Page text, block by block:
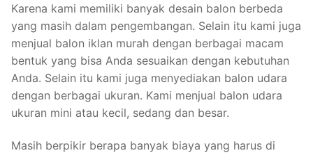
Karena kami memiliki banyak desain balon berbeda
yang masih dalam pengembangan. Selain itu kami juga
menjual balon iklan murah dengan berbagai macam
bentuk yang bisa Anda sesuaikan dengan kebutuhan
Anda. Selain itu kami juga menyediakan balon udara
dengan berbagai ukuran. Kami menjual balon udara
ukuran mini atau kecil, sedang dan besar.
Masih berpikir berapa banyak biaya yang harus di